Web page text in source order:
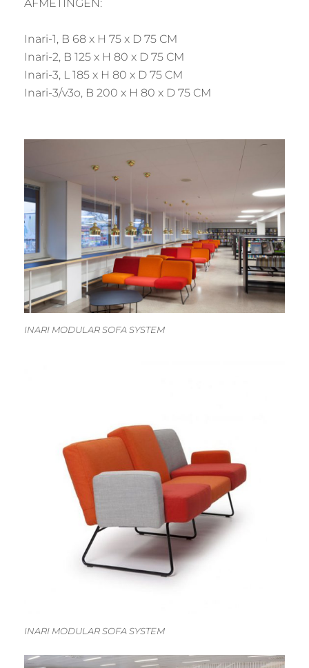
AFMETINGEN:
Inari-1, B 68 x H 75 x D 75 CM
Inari-2, B 125 x H 80 x D 75 CM
Inari-3, L 185 x H 80 x D 75 CM
Inari-3/v3o, B 200 x H 80 x D 75 CM
INARI MODULAR SOFA SYSTEM
INARI MODULAR SOFA SYSTEM